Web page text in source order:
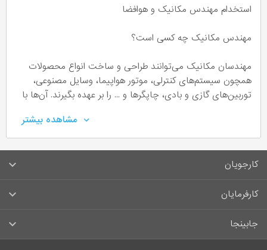
استخدام مهندس مکانیک و هوافضا
مهندس مکانیک چه کسی است؟
مهندسان مکانیک می‌توانند طراحی و ساخت انواع محصولات
همچون سیستم‌های کنترلی، موتور هواپیما، وسایل مصنوعی،
توربین‌های گازی و بادی، چاپگرها و ... را بر عهده بگیرند. آن‌ها با
مهارت‌ها و ویژگی‌های مهندس مکانیک
علاقه‌مند به دروس فیزیک و ریاضی
مشاهده بیشتر
کارجویان
سوالات متداول کارجویان
لیست مشاغل
کارفرمایان
راهنمای ثبت آگهی استخدام
جابینجا